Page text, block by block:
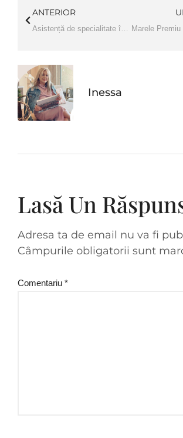
ANTERIOR
Inessa
Lasă Un
Adresa ta de email nu va fi
Câmpurile obligatorii sunt
Comentariu *